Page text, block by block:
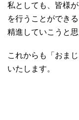
私としても、皆様
を行うことができ
精進していこうと
これからも「おま
いたします。